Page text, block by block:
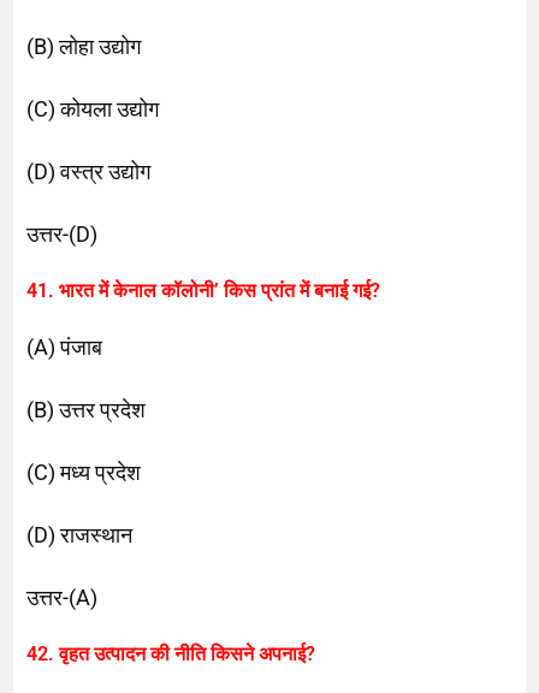
(B) लोहा उद्योग
(C) कोयला उद्योग
(D) वस्त्र उद्योग
उत्तर-(D)
41. भारत में केनाल कॉलोनी’ किस प्रांत में बनाई गई?
(A) पंजाब
(B) उत्तर प्रदेश
(C) मध्य प्रदेश
(D) राजस्थान
उत्तर-(A)
42. वृहत उत्पादन की नीति किसने अपनाई?